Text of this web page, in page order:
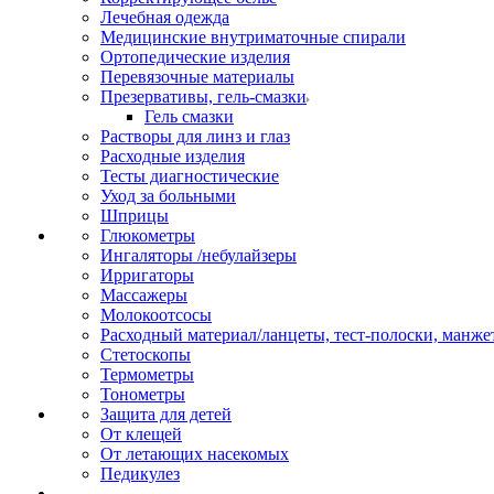
Лечебная одежда
Медицинские внутриматочные спирали
Ортопедические изделия
Перевязочные материалы
Презервативы, гель-смазки
Гель смазки
Растворы для линз и глаз
Расходные изделия
Тесты диагностические
Уход за больными
Шприцы
Глюкометры
Ингаляторы /небулайзеры
Ирригаторы
Массажеры
Молокоотсосы
Расходный материал/ланцеты, тест-полоски,
Стетоскопы
Термометры
Тонометры
Защита для детей
От клещей
От летающих насекомых
Педикулез